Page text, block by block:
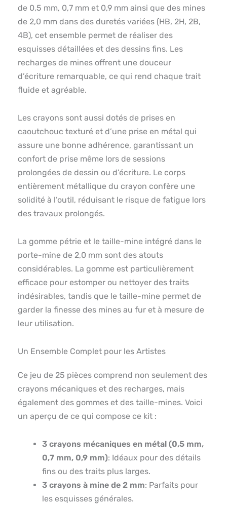
de 0,5 mm, 0,7 mm et 0,9 mm ainsi que des mines
de 2,0 mm dans des duretés variées (HB, 2H, 2B,
4B), cet ensemble permet de réaliser des
esquisses détaillées et des dessins fins. Les
recharges de mines offrent une douceur
d’écriture remarquable, ce qui rend chaque trait
fluide et agréable.
Les crayons sont aussi dotés de prises en
caoutchouc texturé et d’une prise en métal qui
assure une bonne adhérence, garantissant un
confort de prise même lors de sessions
prolongées de dessin ou d’écriture. Le corps
entièrement métallique du crayon confère une
solidité à l’outil, réduisant le risque de fatigue lors
des travaux prolongés.
La gomme pétrie et le taille-mine intégré dans le
porte-mine de 2,0 mm sont des atouts
considérables. La gomme est particulièrement
efficace pour estomper ou nettoyer des traits
indésirables, tandis que le taille-mine permet de
garder la finesse des mines au fur et à mesure de
leur utilisation.
Un Ensemble Complet pour les Artistes
Ce jeu de 25 pièces comprend non seulement des
crayons mécaniques et des recharges, mais
également des gommes et des taille-mines. Voici
un aperçu de ce qui compose ce kit :
3 crayons mécaniques en métal (0,5 mm,
0,7 mm, 0,9 mm): Idéaux pour des détails
fins ou des traits plus larges.
3 crayons à mine de 2 mm: Parfaits pour
les esquisses générales.